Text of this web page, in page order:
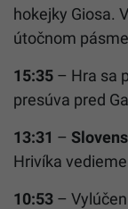
hokejky Giosa.
útočnom
15:35 – Hra sa
presúva pred
13:31 –
Hrivíka
10:53 –